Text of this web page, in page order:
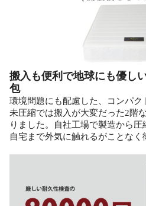
搬入も便利で地球にも優し
包
環境問題にも配慮した、コンパク
未圧縮では搬入が大変だった2階
りました。自社工場で製造から
自宅まで外気に触れるがことなく